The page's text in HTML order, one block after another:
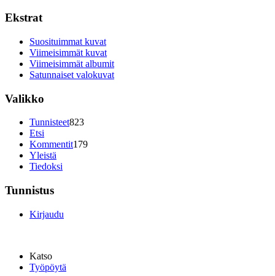
Ekstrat
Suosituimmat kuvat
Viimeisimmät kuvat
Viimeisimmät albumit
Satunnaiset valokuvat
Valikko
Tunnisteet823
Etsi
Kommentit179
Yleistä
Tiedoksi
Tunnistus
Kirjaudu
Katso
Työpöytä